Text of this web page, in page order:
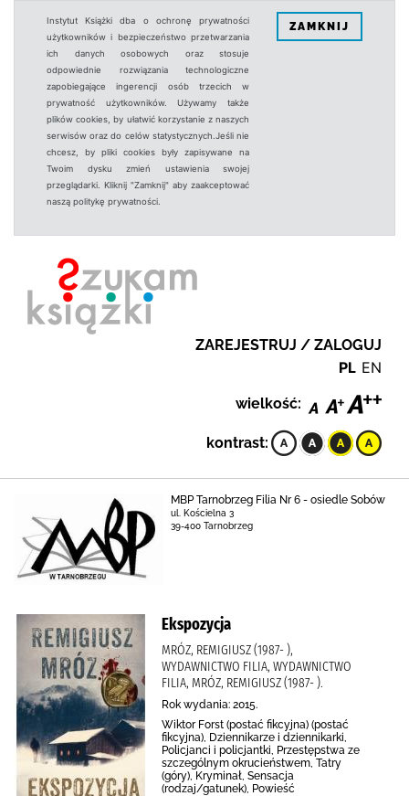
Instytut Książki dba o ochronę prywatności
użytkowników i bezpieczeństwo przetwarzania
ich danych osobowych oraz stosuje
odpowiednie rozwiązania technologiczne
zapobiegające ingerencji osób trzecich w
prywatność użytkowników. Używamy także
plików cookies, by ułatwić korzystanie z naszych
serwisów oraz do celów statystycznych.Jeśli nie
chcesz, by pliki cookies były zapisywane na
Twoim dysku zmień ustawienia swojej
przeglądarki. Kliknij "Zamknij" aby zaakceptować
naszą politykę prywatności.
ZAMKNIJ
ZAREJESTRUJ / ZALOGUJ
PL EN
wielkość:
kontrast:
MBP Tarnobrzeg Filia Nr 6 - osiedle Sobów
ul. Kościelna 3
39-400 Tarnobrzeg
Ekspozycja
MRÓZ, REMIGIUSZ (1987- ),
WYDAWNICTWO FILIA, WYDAWNICTWO
FILIA, MRÓZ, REMIGIUSZ (1987- ).
Rok wydania: 2015.
Wiktor Forst (postać fikcyjna) (postać
fikcyjna), Dziennikarze i dziennikarki,
Policjanci i policjantki, Przestępstwa ze
szczególnym okrucieństwem, Tatry
(góry), Kryminał, Sensacja
(rodzaj/gatunek), Powieść